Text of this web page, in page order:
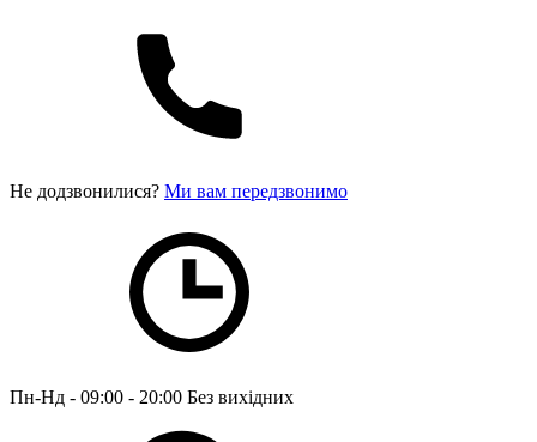
Не додзвонилися? Ми вам передзвонимо
Пн-Нд - 09:00 - 20:00 Без вихідних